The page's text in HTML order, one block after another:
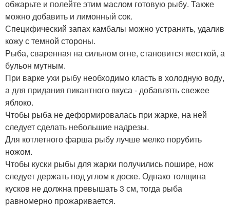
обжарьте и полейте этим маслом готовую рыбу. Также
можно добавить и лимонный сок.
Специфический запах камбалы можно устранить, удалив
кожу с темной стороны.
Рыба, сваренная на сильном огне, становится жесткой, а
бульон мутным.
При варке ухи рыбу необходимо класть в холодную воду,
а для придания пикантного вкуса - добавлять свежее
яблоко.
Чтобы рыба не деформировалась при жарке, на ней
следует сделать небольшие надрезы.
Для котлетного фарша рыбу лучше мелко порубить
ножом.
Чтобы куски рыбы для жарки получились пошире, нож
следует держать под углом к доске. Однако толщина
кусков не должна превышать 3 см, тогда рыба
равномерно прожаривается.